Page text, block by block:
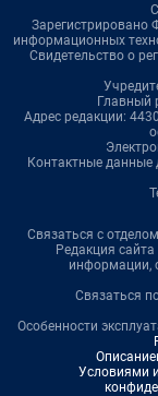
Зарегистрировано
информационных
Свидетельство о
Главный
Адрес редакции:
Контактные данные
Связаться с
Редакция сайта
информации,
Связаться
Особенности
Условиями